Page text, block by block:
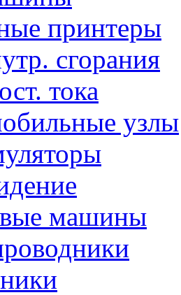
принтеры
сгорания
тока
узлы
машины